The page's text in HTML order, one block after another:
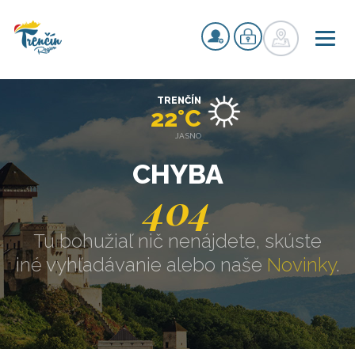
CHYBA
404
Tu bohužiaľ nič nenájdete, skúste
iné vyhľadávanie alebo naše Novinky.
TRENČÍN
22°C
JASNO